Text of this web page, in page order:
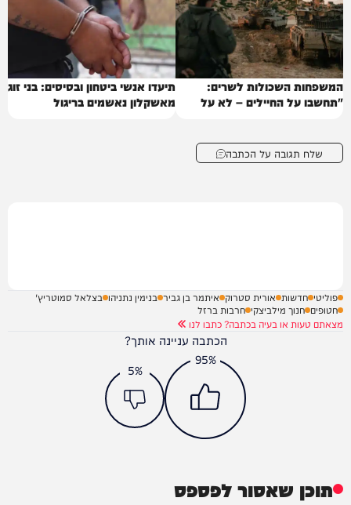
המשפחות השכולות לשרים:
"תחשבו על החיילים – לא על
תיעדו אנשי ביטחון ובסיסים: בני זוג
מאשקלון נאשמים בריגול
שלח תגובה על הכתבה
פוליטי חדשות אורית סטרוק איתמר בן גביר בנימין נתניהו בצלאל סמוטריץ'
חטופים חנוך מילביצקי חרבות ברזל
מצאתם טעות או בעיה בכתבה? כתבו לנו
הכתבה עניינה אותך?
95%
5%
תוכן שאסור לפספס